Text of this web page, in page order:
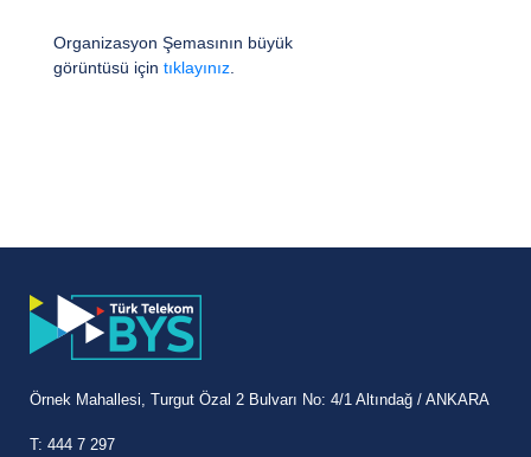
Organizasyon Şemasının büyük
görüntüsü için tıklayınız
Örnek Mahallesi, Turgut Özal 2 Bulvarı No: 4/1 Altındağ / ANKARA
T: 444 7 297